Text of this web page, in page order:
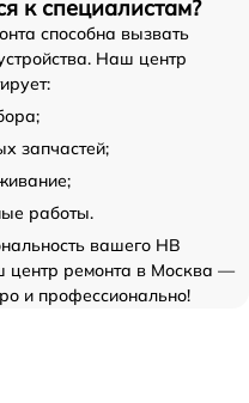
к специалистам?
способна вызвать
Наш центр
запчастей;
работы.
вашего НВ
центр ремонта в Москва —
и профессионально!